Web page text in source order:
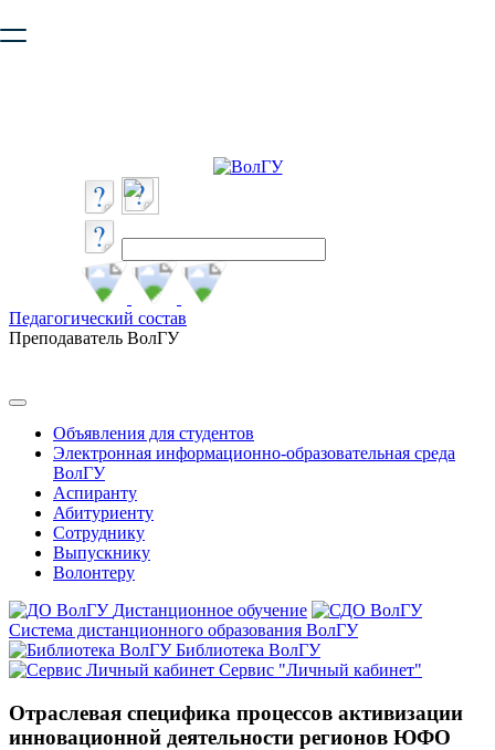
безопасную работу с сайтом. Пожалуйста
Педагогический состав
Преподаватель ВолГУ
Объявления для студентов
Электронная информационно-образовательная среда
ВолГУ
Аспиранту
Абитуриенту
Сотруднику
Выпускнику
Волонтеру
Дистанционное обучение
Система дистанционного образования ВолГУ
Библиотека ВолГУ
Сервис "Личный кабинет"
Отраслевая специфика процессов активизации
инновационной деятельности регионов ЮФО